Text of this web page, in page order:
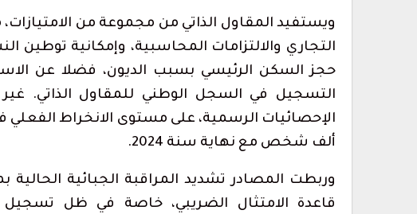
ويستفيد المقاول الذاتي من مجموعة من
التجاري والالتزامات المحاسبية، وإمكانية توطين
حجز السكن الرئيسي بسبب الديون، فضلا عن
التسجيل في السجل الوطني للمقاول الذاتي.
ألف شخص مع نهاية سنة 2024.
وربطت المصادر تشديد المراقبة الجبائية
قاعدة الامتثال الضريبي، خاصة في ظل